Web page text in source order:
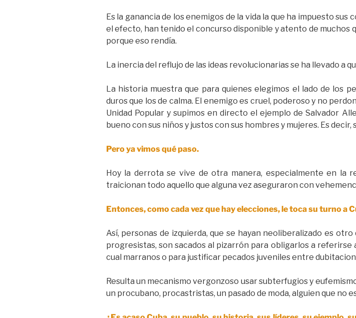
Es la ganancia de los enemigos de la vida la que ha impuesto sus
el efecto, han tenido el concurso disponible y atento de muchos
porque eso rendía.
La inercia del reflujo de las ideas revolucionarias se ha llevado a
La historia muestra que para quienes elegimos el lado de los
duros que los de calma. El enemigo es cruel, poderoso y no
Unidad Popular y supimos en directo el ejemplo de Salvador
bueno con sus niños y justos con sus hombres y mujeres. Es decir,
Pero ya vimos qué paso.
Hoy la derrota se vive de otra manera, especialmente en la
traicionan todo aquello que alguna vez aseguraron con
Entonces, como cada vez que hay elecciones, le toca su turno a
Así, personas de izquierda, que se hayan neoliberalizado es
progresistas, son sacados al pizarrón para obligarlos a
cual marranos o para justificar pecados juveniles entre
Resulta un mecanismo vergonzoso usar subterfugios y
un procubano, procastristas, un pasado de moda, alguien que no